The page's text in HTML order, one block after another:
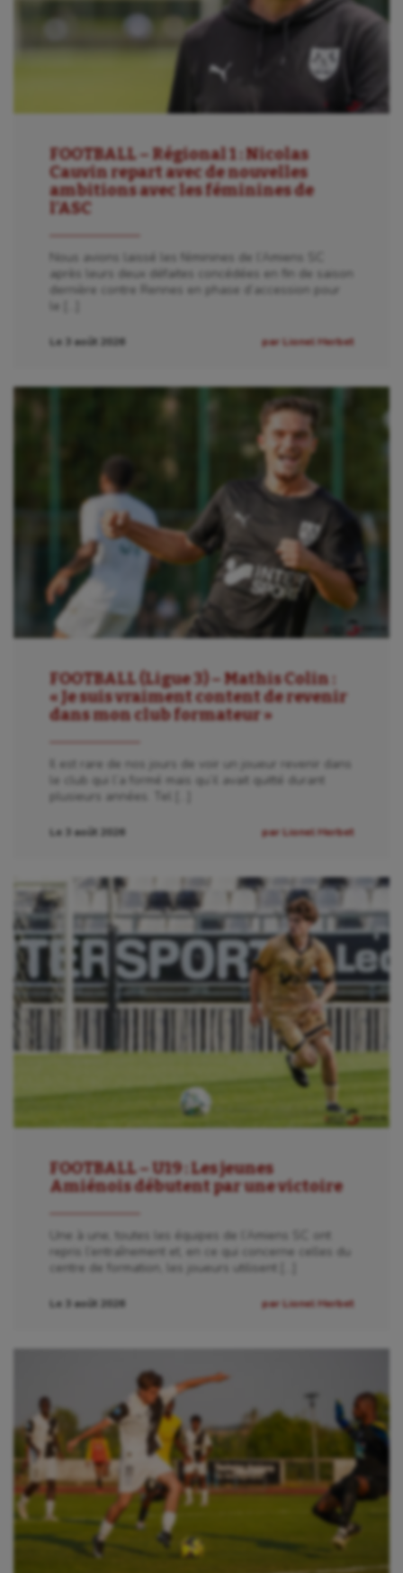
Aéronautique
Athlétisme
Aviron
Balle à la main
Ballon au poing
Baseball
Boules lyonnaises
Canoë-kayak
Cerf Volant
Cheerleading
Course à pied
Crossfit
Cyclisme
Danse
Equitation
Escalade
FOOTBALL – Régional 1 : Nicolas
Cauvin repart avec de nouvelles
ambitions avec les féminines de
l’ASC
Nous avions laissé les féminines de l’Amiens SC
après leurs deux défaites concédées en fin de saison
dernière contre Rennes en phase d’accession pour
le […]
Le 3 août 2026 par Lionel Herbet
FOOTBALL (Ligue 3) – Mathis Colin :
« Je suis vraiment content de revenir
dans mon club formateur »
Il est rare de nos jours de voir un joueur revenir dans
le club qui l’a formé mais qu’il avait quitté durant
plusieurs années. Tel […]
Le 3 août 2026 par Lionel Herbet
FOOTBALL – U19 : Les jeunes
Amiénois débutent par une victoire
Une à une, toutes les équipes de l’Amiens SC ont
repris l’entraînement et, en ce qui concerne celles du
centre de formation, les joueurs utilisent […]
Le 3 août 2026 par Lionel Herbet